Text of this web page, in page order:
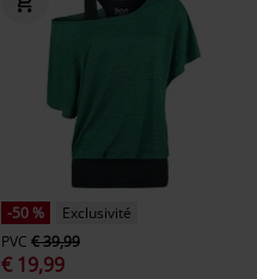
-50 %
Exclusivité
PVC € 39,99
€ 19,99